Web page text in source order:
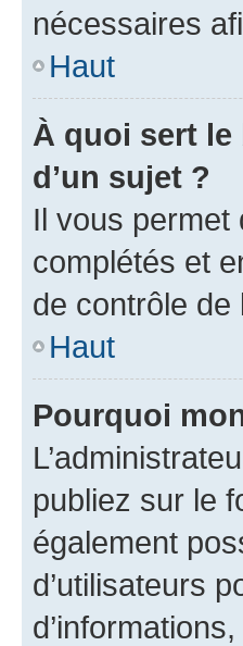
nécessaires
Haut
À quoi sert le
d’un sujet ?
Il vous permet
complétés et
de contrôle de
Haut
Pourquoi
publiez sur le
également
d’utilisateurs